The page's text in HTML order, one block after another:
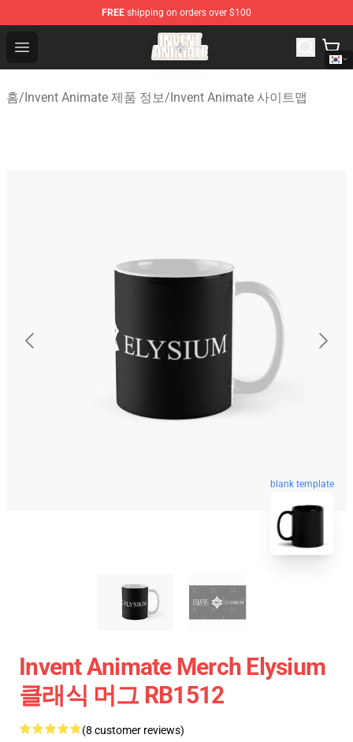
FREE shipping on orders over $100
Open menu
Invent Animate Shop - Official Invent Animate
홈/Invent Animate 제품 정보/Invent Animate 사이트맵
blank template
Invent Animate Merch Elysium
클래식 머그 RB1512
(8 customer reviews)